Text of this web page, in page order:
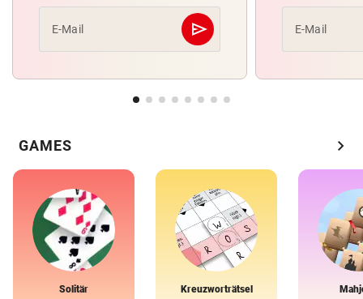
E-Mail send
Abschicken E-Mail
GAMES chevron_right
Solitär Kreuzworträtsel